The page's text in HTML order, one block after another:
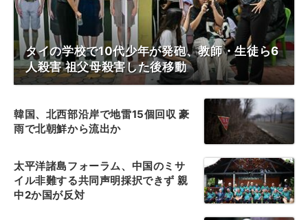
タイの学校で10代少年が発砲、教師・生徒ら6
人殺害 祖父母殺害した後移動
韓国、北西部沿岸で地雷15個回収 豪
雨で北朝鮮から流出か
太平洋諸島フォーラム、中国のミサ
イル非難する共同声明採択できず 親
中2か国が反対